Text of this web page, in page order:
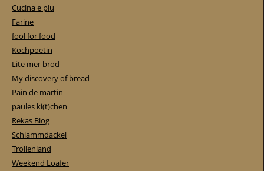
Cucina e piu
Farine
fool for food
Kochpoetin
Lite mer bröd
My discovery of bread
Pain de martin
paules ki(t)chen
Rekas Blog
Schlammdackel
Trollenland
Weekend Loafer